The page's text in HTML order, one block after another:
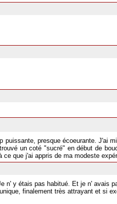
presque écoeurante. J'ai
un coté "sucré" en début de
que j'ai appris de ma modeste
n' y étais pas habitué. Et je n' avais
finalement très attrayant et si